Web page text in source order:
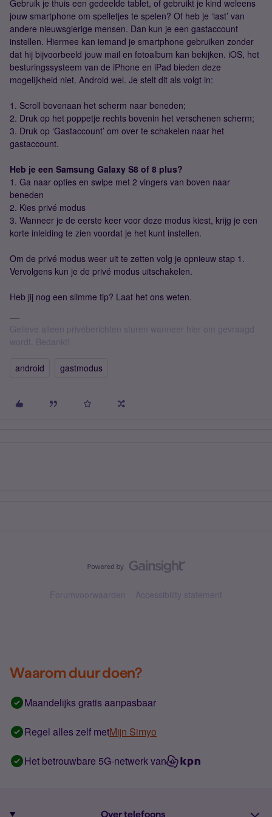
Gebruik je thuis een gedeelde tablet, of gebruikt je kind weleens
jouw smartphone om spelletjes te spelen? Of heb je ‘last’ van
andere nieuwsgierige mensen. Dan kun je een gastaccount
instellen. Hiermee kan iemand je smartphone gebruiken zonder
dat hij bijvoorbeeld jouw mail en fotoalbum kan bekijken. iOS, het
besturingssysteem van de iPhone en iPad bieden deze
mogelijkheid niet. Android wel. Je stelt dit als volgt in:
1. Scroll bovenaan het scherm naar beneden;
2. Druk op het poppetje rechts bovenin het verschenen scherm;
3. Druk op ‘Gastaccount’ om over te schakelen naar het
gastaccount.
Heb je een Samsung Galaxy S8 of 8 plus?
1. Ga naar opties en swipe met 2 vingers van boven naar
beneden
2. Kies privé modus
3. Wanneer je de eerste keer voor deze modus kiest, krijg je een
korte inleiding te zien voordat je het kunt instellen.
Om de privé modus weer uit te zetten volg je opnieuw stap 1.
Vervolgens kun je de privé modus uitschakelen.
Heb jij nog een slimme tip? Laat het ons weten.
Gelieve alleen privéberichten sturen wanneer hier om gevraagd
wordt. Bedankt!
android gastmodus
Forumvoorwaarden Accessibility statement
Waarom duur doen?
Maandelijks gratis aanpasbaar
Regel alles zelf metMijn Simyo
Het betrouwbare 5G-netwerk van
Over telefoons